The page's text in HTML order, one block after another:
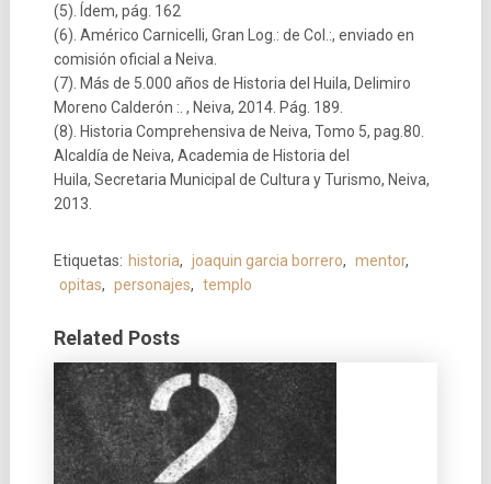
(5). Ídem, pág. 162
(6). Américo Carnicelli, Gran Log.: de Col.:, enviado en
comisión oficial a Neiva.
(7). Más de 5.000 años de Historia del Huila, Delimiro
Moreno Calderón :. , Neiva, 2014. Pág. 189.
(8). Historia Comprehensiva de Neiva, Tomo 5, pag.80.
Alcaldía de Neiva, Academia de Historia del
Huila, Secretaria Municipal de Cultura y Turismo, Neiva,
2013.
Etiquetas: historia, joaquin garcia borrero, mentor,
opitas, personajes, templo
Related Posts